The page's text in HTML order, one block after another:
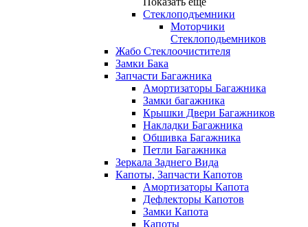
Стеклоподъемники
Моторчики
Стеклоподьемников
Жабо Стеклоочистителя
Замки Бака
Запчасти Багажника
Амортизаторы Багажника
Замки багажника
Крышки Двери Багажников
Накладки Багажника
Обшивка Багажника
Петли Багажника
Зеркала Заднего Вида
Капоты, Запчасти Капотов
Амортизаторы Капота
Дефлекторы Капотов
Замки Капота
Капоты